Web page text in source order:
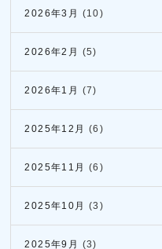
2026年3月 (10)
2026年2月 (5)
2026年1月 (7)
2025年12月 (6)
2025年11月 (6)
2025年10月 (3)
2025年9月 (3)